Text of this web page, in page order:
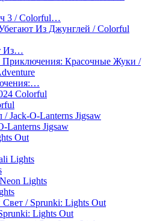
3 / Colorful…
Из…
Lanterns Jigsaw
Lights Out